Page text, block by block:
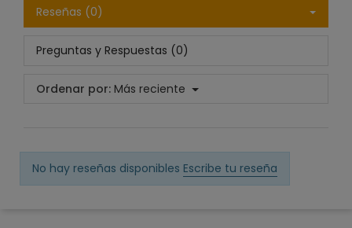
Reseñas (0)
Preguntas y Respuestas (0)
Ordenar por: Más reciente
No hay reseñas disponibles Escribe tu reseña